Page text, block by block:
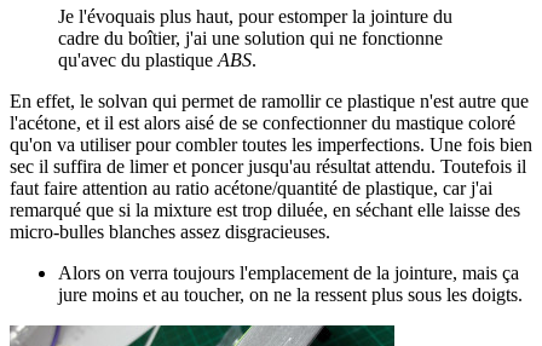
Je l'évoquais plus haut, pour estomper la jointure du
cadre du boîtier, j'ai une solution qui ne fonctionne
qu'avec du plastique ABS.
En effet, le solvan qui permet de ramollir ce plastique n'est autre que
l'acétone, et il est alors aisé de se confectionner du mastique coloré
qu'on va utiliser pour combler toutes les imperfections. Une fois bien
sec il suffira de limer et poncer jusqu'au résultat attendu. Toutefois il
faut faire attention au ratio acétone/quantité de plastique, car j'ai
remarqué que si la mixture est trop diluée, en séchant elle laisse des
micro-bulles blanches assez disgracieuses.
Alors on verra toujours l'emplacement de la jointure, mais ça
jure moins et au toucher, on ne la ressent plus sous les doigts.